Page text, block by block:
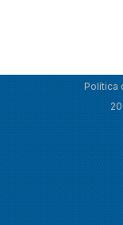
Política